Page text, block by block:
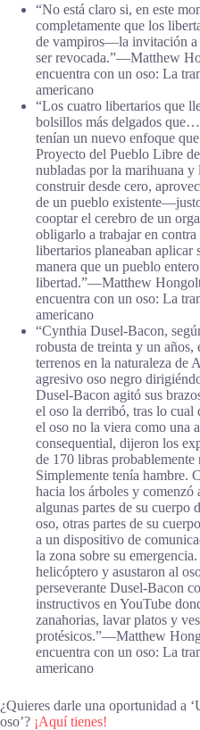
“No está claro si, en este
completamente que los
de vampiros—la invitación a
ser revocada.”―Matthew
encuentra con un oso: La
americano
“Los cuatro libertarios que
bolsillos más delgados
tenían un nuevo enfoque
Proyecto del Pueblo Libre
nubladas por la marihuana
construir desde cero,
de un pueblo
cooptar el cerebro de un
obligarlo a trabajar en
libertarios planeaban aplicar
manera que un pueblo
libertad.”―Matthew
encuentra con un oso: La
americano
“Cynthia Dusel-Bacon,
robusta de treinta y un años,
terrenos en la naturaleza de
agresivo oso negro
Dusel-Bacon agitó sus
el oso la derribó, tras lo cual
el oso no la viera como una
consequential, dijeron los
de 170 libras
Simplemente tenía hambre.
hacia los árboles y
algunas partes de su cuerpo
oso, otras partes de su
a un dispositivo de
la zona sobre su
helicóptero y asustaron al
perseverante Dusel-Bacon
instructivos en YouTube
zanahorias, lavar platos y
protésicos.”―Matthew
encuentra con un oso: La
americano
¿Quieres darle una oportunidad a
oso’? ¡Aquí tienes!